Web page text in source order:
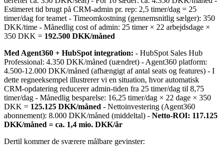
Estimeret tid brugt på CRM-admin pr. rep: 2,5 timer/dag = 25
timer/dag for teamet - Timeomkostning (gennemsnitlig sælger): 350
DKK/time - Månedlig cost of admin: 25 timer × 22 arbejdsdage ×
350 DKK = 192.500 DKK/måned
Med Agent360 + HubSpot integration: - HubSpot Sales Hub
Professional: 4.350 DKK/måned (uændret) - Agent360 platform:
4.500-12.000 DKK/måned (afhængigt af antal seats og features) - I
dette regneeksempel illustrerer vi en situation, hvor automatisk
CRM-opdatering reducerer admin-tiden fra 25 timer/dag til 8,75
timer/dag - Månedlig besparelse: 16,25 timer/dag × 22 dage × 350
DKK = 125.125 DKK/måned - Nettoinvestering (Agent360
abonnement): 8.000 DKK/måned (middeltal) - Netto-ROI: 117.125
DKK/måned = ca. 1,4 mio. DKK/år
Dertil kommer de sværere målbare gevinster: